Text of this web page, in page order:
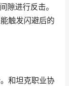
隙进行反击。
触发闪避后的
和坦克职业协